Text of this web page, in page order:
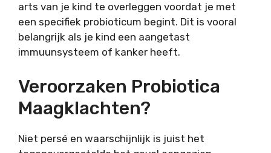
arts van je kind te overleggen voordat je met
een specifiek probioticum begint. Dit is vooral
belangrijk als je kind een aangetast
immuunsysteem of kanker heeft.
Veroorzaken Probiotica
Maagklachten?
Niet persé en waarschijnlijk is juist het